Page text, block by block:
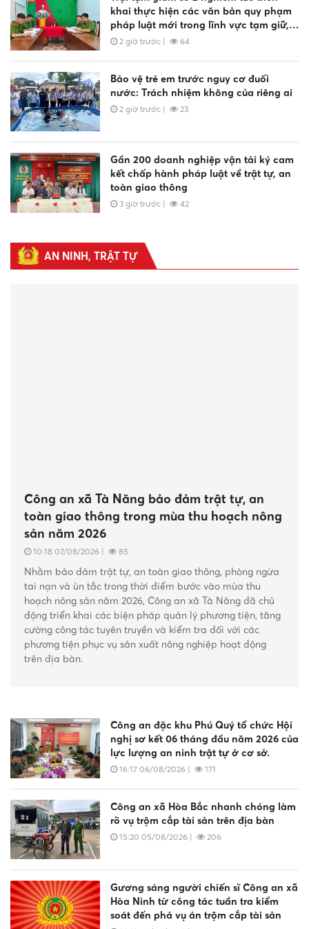
khai thực hiện các văn bản quy phạm
pháp luật mới trong lĩnh vực tạm giữ,
tạm giam và thi hành án hình sự
2 giờ trước | 64
Bảo vệ trẻ em trước nguy cơ đuối
nước: Trách nhiệm không của riêng ai
2 giờ trước | 23
Gần 200 doanh nghiệp vận tải ký cam
kết chấp hành pháp luật về trật tự, an
toàn giao thông
3 giờ trước | 42
Bảo đảm an ninh, trật tự, tính nghiêm
minh của pháp luật và sự an toàn tuyệt
đối cho người tiến hành tố tụng, người
AN NINH, TRẬT TỰ
Công an xã Tà Năng bảo đảm trật tự, an
toàn giao thông trong mùa thu hoạch nông
sản năm 2026
10:18 07/08/2026 | 85
Nhằm bảo đảm trật tự, an toàn giao thông, phòng ngừa
tai nạn và ùn tắc trong thời điểm bước vào mùa thu
hoạch nông sản năm 2026, Công an xã Tà Năng đã chủ
động triển khai các biện pháp quản lý phương tiện, tăng
cường công tác tuyên truyền và kiểm tra đối với các
phương tiện phục vụ sản xuất nông nghiệp hoạt động
trên địa bàn.
Công an đặc khu Phú Quý tổ chức Hội
nghị sơ kết 06 tháng đầu năm 2026 của
lực lượng an ninh trật tự ở cơ sở.
16:17 06/08/2026 | 171
Công an xã Hòa Bắc nhanh chóng làm
rõ vụ trộm cắp tài sản trên địa bàn
15:20 05/08/2026 | 206
Gương sáng người chiến sĩ Công an xã
Hòa Ninh từ công tác tuần tra kiểm
soát đến phá vụ án trộm cắp tài sản